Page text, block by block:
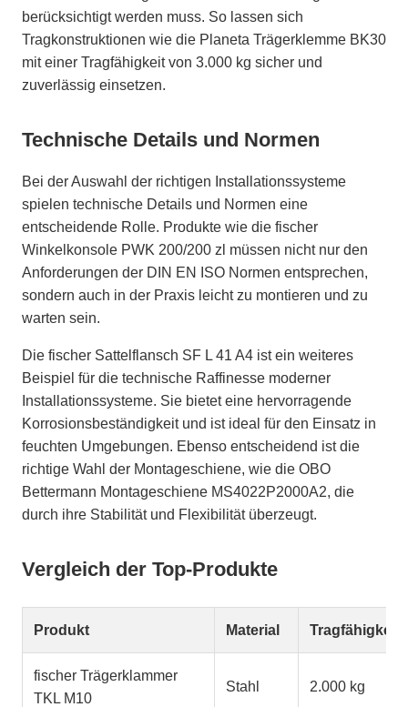
berücksichtigt werden muss. So lassen sich
Tragkonstruktionen wie die Planeta Trägerklemme BK30
mit einer Tragfähigkeit von 3.000 kg sicher und
zuverlässig einsetzen.
Technische Details und Normen
Bei der Auswahl der richtigen Installationssysteme
spielen technische Details und Normen eine
entscheidende Rolle. Produkte wie die fischer
Winkelkonsole PWK 200/200 zl müssen nicht nur den
Anforderungen der DIN EN ISO Normen entsprechen,
sondern auch in der Praxis leicht zu montieren und zu
warten sein.
Die fischer Sattelflansch SF L 41 A4 ist ein weiteres
Beispiel für die technische Raffinesse moderner
Installationssysteme. Sie bietet eine hervorragende
Korrosionsbeständigkeit und ist ideal für den Einsatz in
feuchten Umgebungen. Ebenso entscheidend ist die
richtige Wahl der Montageschiene, wie die OBO
Bettermann Montageschiene MS4022P2000A2, die
durch ihre Stabilität und Flexibilität überzeugt.
Vergleich der Top-Produkte
Produkt Material Tragfähigkeit
fischer Trägerklammer
TKL M10
Stahl 2.000 kg